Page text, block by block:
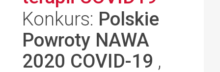
Konkurs: Polskie
Powroty NAWA
2020 COVID-19 ,